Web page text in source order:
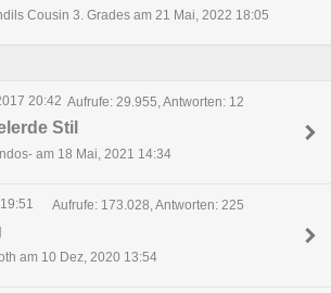
Cousin 3. Grades am 21 Mai, 2022 18:05
20:42 Aufrufe: 29.955, Antworten: 12
Stil
am 18 Mai, 2021 14:34
Aufrufe: 173.028, Antworten: 225
am 10 Dez, 2020 13:54